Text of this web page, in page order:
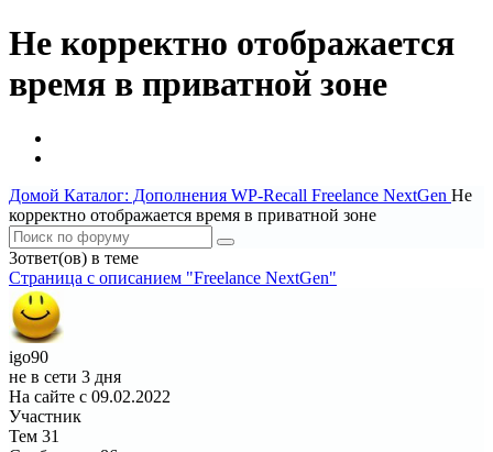
Не корректно отображается
время в приватной зоне
Домой Каталог: Дополнения WP-Recall Freelance NextGen Не
корректно отображается время в приватной зоне
3ответ(ов) в теме
Страница c описанием "Freelance NextGen"
igo90
не в сети 3 дня
На сайте с 09.02.2022
Участник
Тем 31